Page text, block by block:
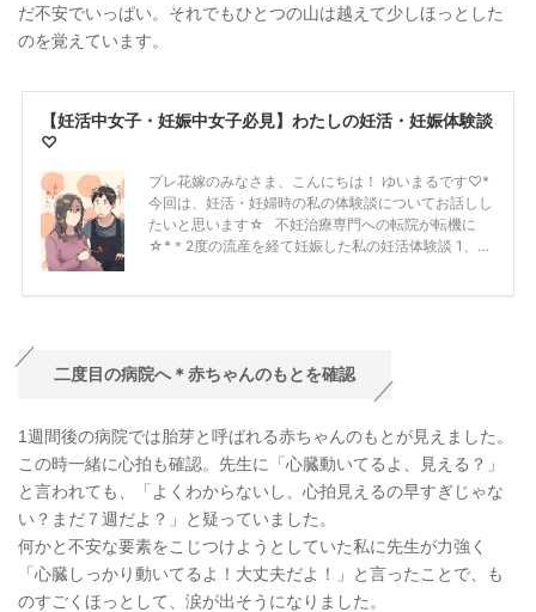
だ不安でいっぱい。それでもひとつの山は越えて少しほっとした
のを覚えています。
二度目の病院へ＊赤ちゃんのもとを確認
1週間後の病院では胎芽と呼ばれる赤ちゃんのもとが見えました。
この時一緒に心拍も確認。先生に「心臓動いてるよ、見える？」
と言われても、「よくわからないし、心拍見えるの早すぎじゃな
い？まだ７週だよ？」と疑っていました。
何かと不安な要素をこじつけようとしていた私に先生が力強く
「心臓しっかり動いてるよ！大丈夫だよ！」と言ったことで、も
のすごくほっとして、涙が出そうになりました。